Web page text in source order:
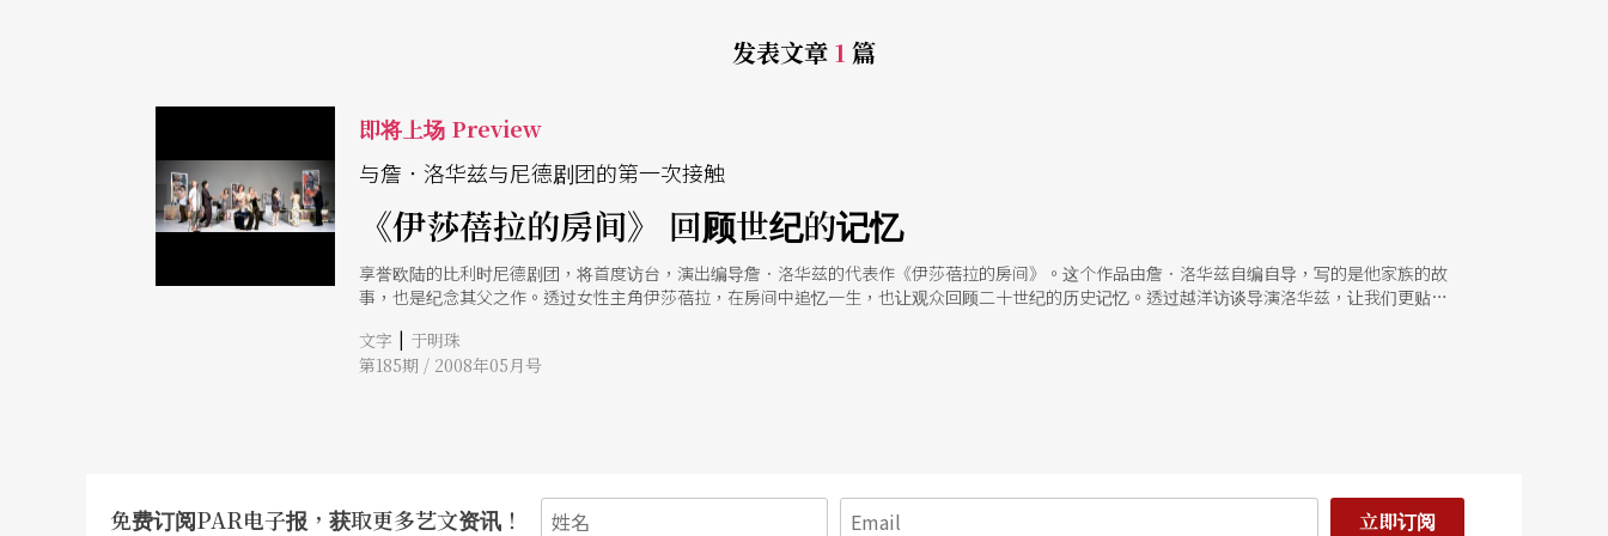
发表文章 1 篇
即将上场 Preview
与詹．洛华兹与尼德剧团的第一次接触
《伊莎蓓拉的房间》 回顾世纪的记忆
享誉欧陆的比利时尼德剧团，将首度访台，演出编导詹．洛华兹的代表作《伊莎蓓拉的房间》。这个作品由詹．洛华兹自编自导，写的是他家族的故
事，也是纪念其父之作。透过女性主角伊莎蓓拉，在房间中追忆一生，也让观众回顾二十世纪的历史记忆。透过越洋访谈导演洛华兹，让我们更贴近
文字 | 于明珠
第185期 / 2008年05月号
免费订阅PAR电子报，获取更多艺文资讯！ 立即订阅